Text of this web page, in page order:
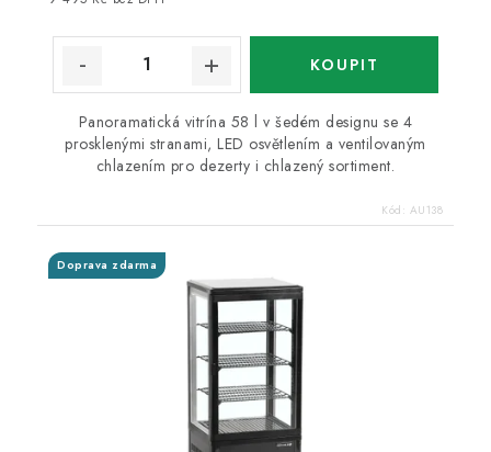
Panoramatická vitrína 58 l v šedém designu se 4
prosklenými stranami, LED osvětlením a ventilovaným
chlazením pro dezerty i chlazený sortiment.
Kód: AU138
Doprava zdarma